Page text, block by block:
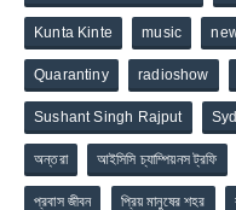
Kunta Kinte music
Quarantiny radioshow
Sushant Singh Rajput
অন্তরা আইসিসি চ্যাম্পিয়নস ট্রফি
প্রবাস জীবন প্রিয় মানুষের শহর